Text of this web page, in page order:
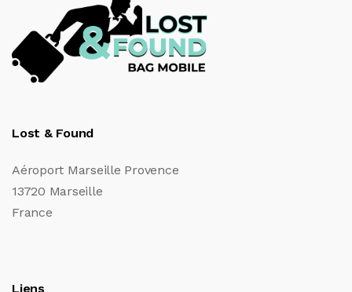
Lost & Found
Aéroport Marseille Provence
13720 Marseille
France
Liens